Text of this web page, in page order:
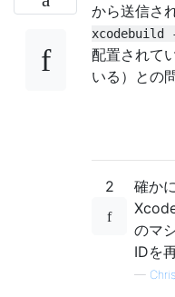
から送信さ
xcodebuild
配置されて
いる）との
2
確か
のマ
IDを
—